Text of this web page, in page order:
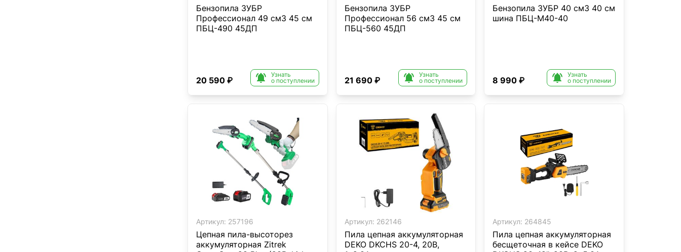
Бензопила ЗУБР
Профессионал 49 см3 45 см
ПБЦ-490 45ДП
20 590 ₽ 
Узнать
о поступлении
Бензопила ЗУБР
Профессионал 56 см3 45 см
ПБЦ-560 45ДП
21 690 ₽ 
Узнать
о поступлении
Бензопила ЗУБР 40 см3 40 см
шина ПБЦ-М40-40
8 990 ₽ 
Узнать
о поступлении
Артикул: 257196
Цепная пила-высоторез
аккумуляторная Zitrek
Артикул: 262146
Пила цепная аккумуляторная
DEKO DKCHS 20-4, 20В,
Артикул: 264845
Пила цепная аккумуляторная
бесщеточная в кейсе DEKO